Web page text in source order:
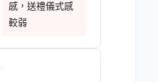
感，送禮儀式感
較弱